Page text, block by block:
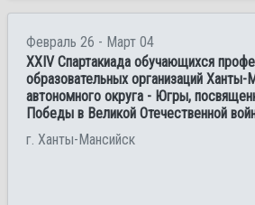
Февраль 26 - Март 04
XXIV Спартакиада обучающихся
образовательных организаций Ханты-
автономного округа - Югры,
Победы в Великой Отечественной
г. Ханты-Мансийск